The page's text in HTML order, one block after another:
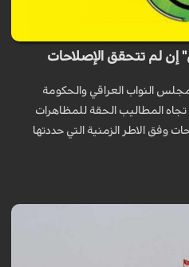
إن لم تتحقق الإصلاحات
مجلس النواب العراقي والحكومة
المطاليب الحقة للمظاهرات
وفق الاطر الزمنية التي حددتها